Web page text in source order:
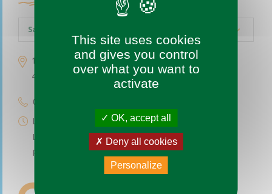
Saint-Augustin-des-Bois
1 place de l’église
49170 Saint-Augustin-des-Bois
02 41 77 04 49
Lundi au vendredi de 9h à 12h
Le premier et troisième samedi du mois de 9h à 12h
Permanence téléphonique de 14h à 17h (sauf samedi)
This site uses cookies
and gives you control
over what you want to
activate
OK, accept all
Deny all cookies
Personalize